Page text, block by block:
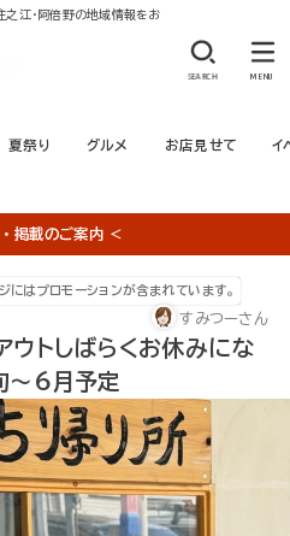
之江・阿倍野の地域情報をお
夏祭り グルメ お店見せて イ
SEARCH MENU
掲載のご案内 ＜
にはプロモーションが含まれています。
すみつーさん
ウトしばらくお休みにな
～6月予定